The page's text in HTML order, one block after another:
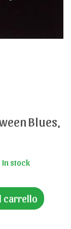
Blues,
In stock
carrello